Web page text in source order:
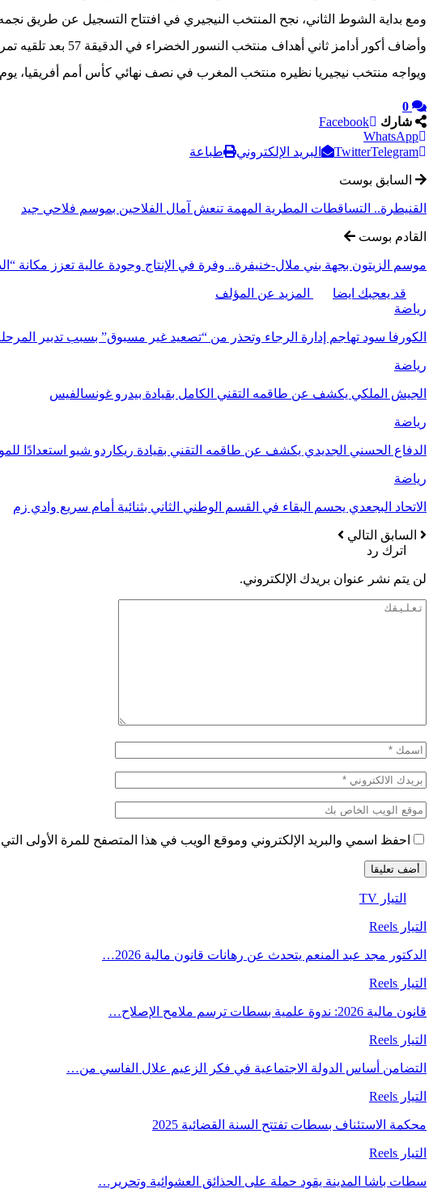
ومع بداية الشوط الثاني، نجح المنتخب النيجيري في افتتاح التسجيل عن طريق نجمه فيكتور أوسيمين
وأضاف أكور أدامز ثاني أهداف منتخب النسور الخضراء في الدقيقة 57 بعد تلقيه تمريرة من أوسيمين، انفرد على أثرها بالمرمى ونجح في مراوغة لوكا زيدان حارس المنتخب الجزائري.
ويواجه منتخب نيجيريا نظيره منتخب المغرب في نصف نهائي كأس أمم أفريقيا، يوم
0
شارك
Facebook
WhatsApp
TwitterTelegram البريد الإلكتروني طباعة
السابق بوست
القنيطرة.. التساقطات المطرية المهمة تنعش آمال الفلاحين بموسم فلاحي جيد
القادم بوست
موسم الزيتون بجهة بني ملال-خنيفرة.. وفرة في الإنتاج وجودة عالية تعزز مكانة
قد يعجبك ايضا
المزيد عن المؤلف
رياضة
الكورفا سود تهاجم إدارة الرجاء وتحذر من “تصعيد غير مسبوق” بسبب تدبير
رياضة
الجيش الملكي يكشف عن طاقمه التقني الكامل بقيادة بيدرو غونسالفيس
رياضة
الدفاع الحسني الجديدي يكشف عن طاقمه التقني بقيادة ريكاردو شيو استعدادًا
رياضة
الاتحاد البجعدي يحسم البقاء في القسم الوطني الثاني بثنائية أمام سريع وادي زم
السابق التالي
اترك رد
لن يتم نشر عنوان بريدك الإلكتروني.
احفظ اسمي والبريد الإلكتروني وموقع الويب في هذا المتصفح للمرة الأولى
التيار TV
التيار Reels
الدكتور مجد عبد المنعم يتحدث عن رهانات قانون مالية 2026…
التيار Reels
قانون مالية 2026: ندوة علمية بسطات ترسم ملامح الإصلاح…
التيار Reels
التضامن أساس الدولة الاجتماعية في فكر الزعيم علال الفاسي من…
التيار Reels
محكمة الاستئناف بسطات تفتتح السنة القضائية 2025
التيار Reels
سطات باشا المدينة يقود حملة على الحذائق العشوائية وتحرير…